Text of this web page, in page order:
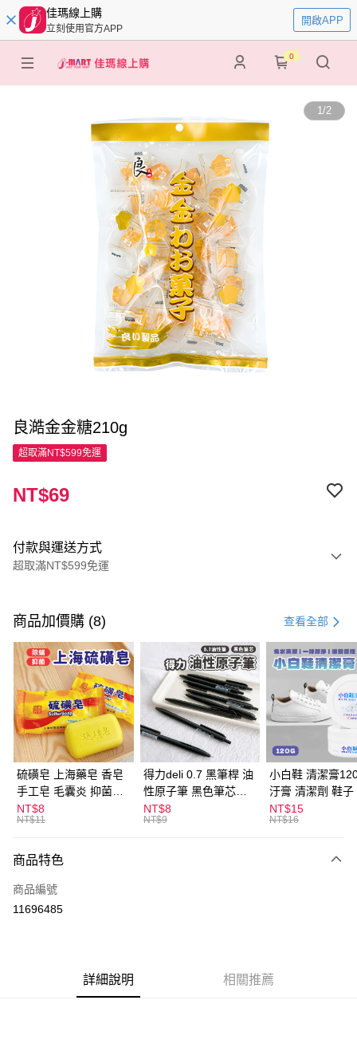
佳瑪線上購
立刻使用官方APP
開啟APP
0
1/2
良澔金金糖210g
超取滿NT$599免運
NT$69
付款與運送方式
超取滿NT$599免運
信用卡一次付款
超商取貨付款
LINE Pay
Apple Pay
街口支付
悠遊付
ATM付款
全家取貨付款
每筆NT$60，滿NT$599(含以上)免運費
付款後全家取貨
每筆NT$60，滿NT$599(含以上)免運費
商品加價購 (8) 查看全部
硫磺皂 上海藥皂 香皂
手工皂 毛囊炎 抑菌除
蟎 清潔護膚 去油去痘
寵物皮膚病 狗狗貓咪
NT$8
NT$11
得力deli 0.7 黑筆桿 油
性原子筆 黑色筆芯
S304
NT$8
NT$9
小白鞋 清潔膏
汙膏 清潔劑 鞋子
漬 白皮鞋 鞋油
NT$15
NT$16
商品特色
商品編號
11696485
詳細說明 相關推薦